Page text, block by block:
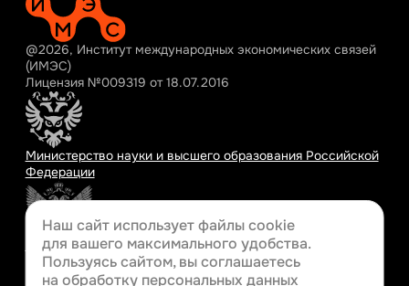
@2026, Институт международных экономических связей
(ИМЭС)
Лицензия №009319 от 18.07.2016
Министерство науки и высшего образования Российской
Федерации
Министерство просвещения Российской Федерации
Наш сайт использует файлы cookie
для вашего максимального удобства.
Пользуясь сайтом, вы соглашаетесь
на обработку персональных данных